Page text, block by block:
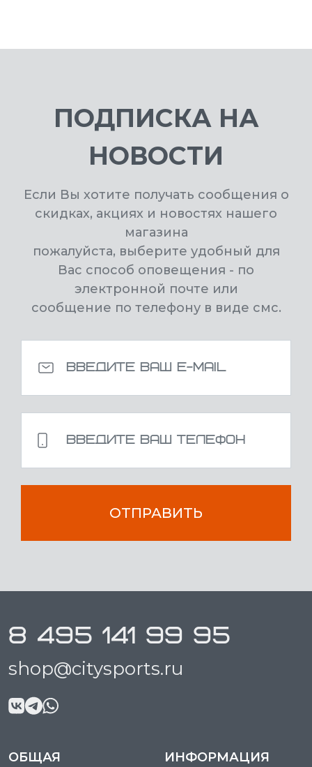
ПОДПИСКА НА
НОВОСТИ
Если Вы хотите получать сообщения о
скидках, акциях и новостях нашего
магазина
пожалуйста, выберите удобный для
Вас способ оповещения - по
электронной почте или
сообщение по телефону в виде смс.
ОТПРАВИТЬ
8 495 141 99 95
shop@citysports.ru
ОБЩАЯ ИНФОРМАЦИЯ